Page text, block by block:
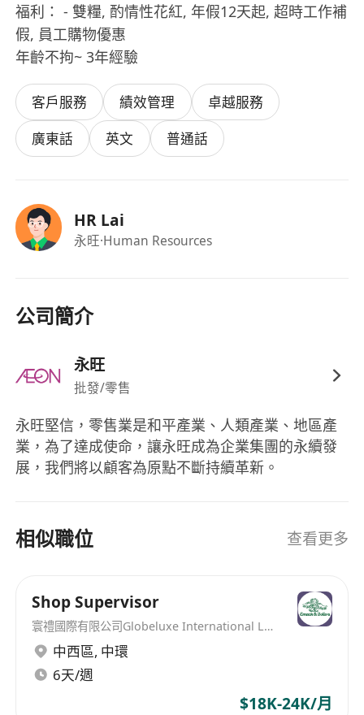
福利： - 雙糧, 酌情性花紅, 年假12天起, 超時工作補
假, 員工購物優惠
年齡不拘~ 3年經驗
客戶服務 績效管理
卓越服務
廣東話
英文 普通話
HR Lai
永旺·Human Resources
公司簡介
永旺
批發/零售
永旺堅信，零售業是和平產業、人類產業、地區產
業，為了達成使命，讓永旺成為企業集團的永續發
展，我們將以顧客為原點不斷持續革新。
相似職位 查看更多
Shop Supervisor
寰禮國際有限公司Globeluxe International Limited
中西區, 中環
6天/週
$18K-24K/月